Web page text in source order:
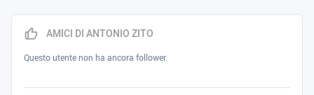
AMICI DI ANTONIO ZITO
Questo utente non ha ancora follower.